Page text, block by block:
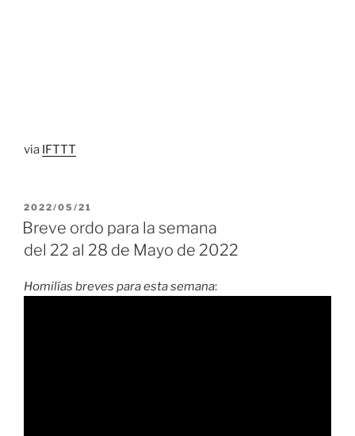
via IFTTT
PUBLICADO
EL
2022/05/21
Breve ordo para la semana
del 22 al 28 de Mayo de 2022
Homilías breves para esta semana: